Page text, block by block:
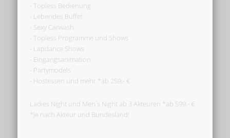
- Topless Bedienung
- Lebendes Buffet
- Sexy Carwash
- Topless Programme und Shows
- Lapdance Shows
- Eingangsanimation
- Partymodels
- Hostessen und mehr *ab 259,- €
Ladies Night und Men´s Night ab 3 Akteuren *ab 599,- €
*Je nach Akteur und Bundesland!